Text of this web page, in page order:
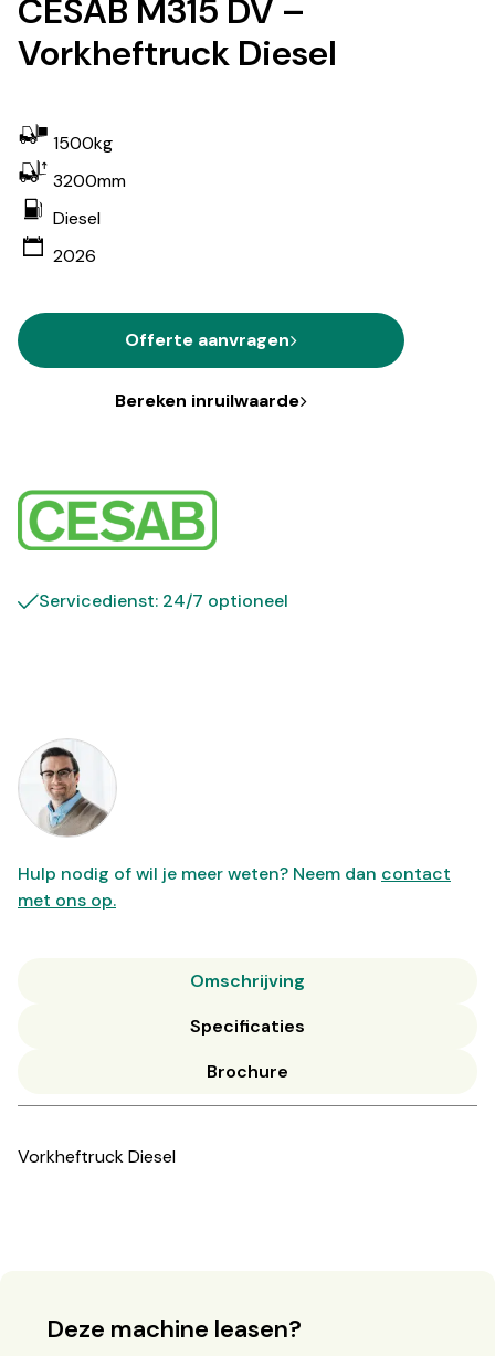
CESAB M315 DV –
Vorkheftruck Diesel
1500kg
3200mm
Diesel
2026
Offerte aanvragen
Bereken inruilwaarde
Servicedienst: 24/7 optioneel
Hulp nodig of wil je meer weten? Neem dan contact
met ons op.
Omschrijving
Specificaties
Brochure
Vorkheftruck Diesel
Deze machine leasen?